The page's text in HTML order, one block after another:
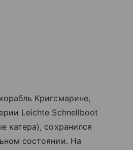
Кригсмарине,
Leichte Schnellboot
катера), сохранился
состоянии. На